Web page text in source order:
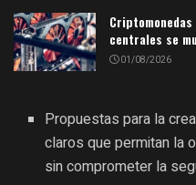
centrales se
01/08/2026
Propuestas para la
claros que permitan la
sin comprometer la